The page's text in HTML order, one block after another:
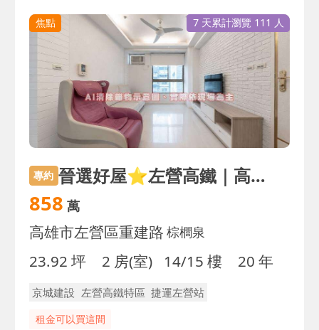
焦點 7 天累計瀏覽 111 人
專約 晉選好屋⭐左營高鐵｜高樓採光美二房｜稀有釋出⭐
858 萬
高雄市左營區重建路 棕櫚泉
23.92 坪 2 房(室) 14/15 樓 20 年
京城建設 左營高鐵特區 捷運左營站
租金可以買這間